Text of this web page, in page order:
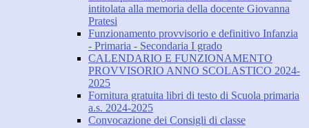
intitolata alla memoria della docente Giovanna
Pratesi
Funzionamento provvisorio e definitivo Infanzia
- Primaria - Secondaria I grado
CALENDARIO E FUNZIONAMENTO
PROVVISORIO ANNO SCOLASTICO 2024-
2025
Fornitura gratuita libri di testo di Scuola primaria
a.s. 2024-2025
Convocazione dei Consigli di classe